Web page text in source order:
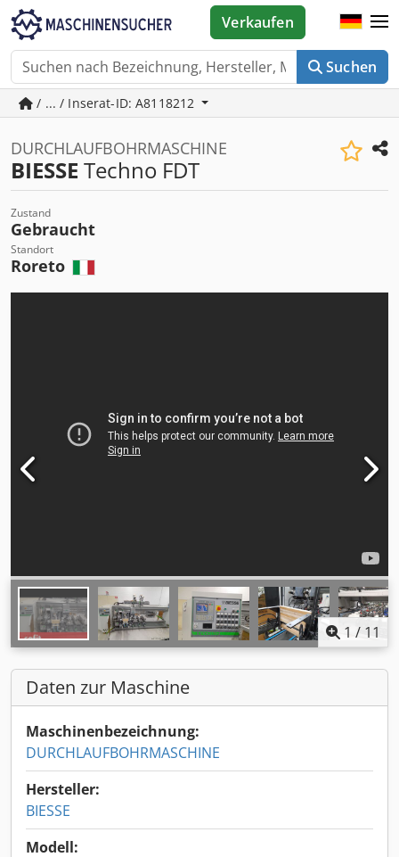
Suchen
Verkaufen
/ ... / Inserat-ID: A8118212
DURCHLAUFBOHRMASCHINE
BIESSE Techno FDT
Zustand
Gebraucht
Standort
Roreto
1 / 11
Daten zur Maschine
Maschinenbezeichnung:
DURCHLAUFBOHRMASCHINE
Hersteller:
BIESSE
Modell: